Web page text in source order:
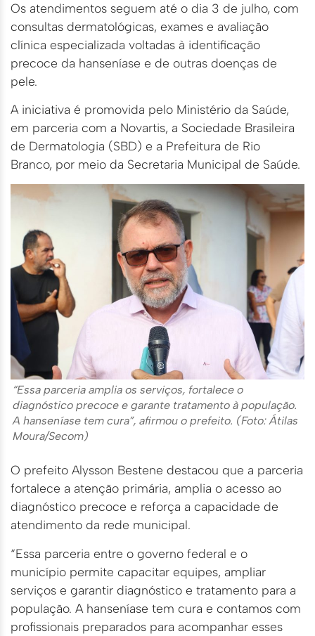
Os atendimentos seguem até o dia 3 de julho, com
consultas dermatológicas, exames e avaliação
clínica especializada voltadas à identificação
precoce da hanseníase e de outras doenças de
pele.
A iniciativa é promovida pelo Ministério da Saúde,
em parceria com a Novartis, a Sociedade Brasileira
de Dermatologia (SBD) e a Prefeitura de Rio
Branco, por meio da Secretaria Municipal de Saúde.
“Essa parceria amplia os serviços, fortalece o
diagnóstico precoce e garante tratamento à população.
A hanseníase tem cura”, afirmou o prefeito. (Foto: Átilas
Moura/Secom)
O prefeito Alysson Bestene destacou que a parceria
fortalece a atenção primária, amplia o acesso ao
diagnóstico precoce e reforça a capacidade de
atendimento da rede municipal.
“Essa parceria entre o governo federal e o
município permite capacitar equipes, ampliar
serviços e garantir diagnóstico e tratamento para a
população. A hanseníase tem cura e contamos com
profissionais preparados para acompanhar esses